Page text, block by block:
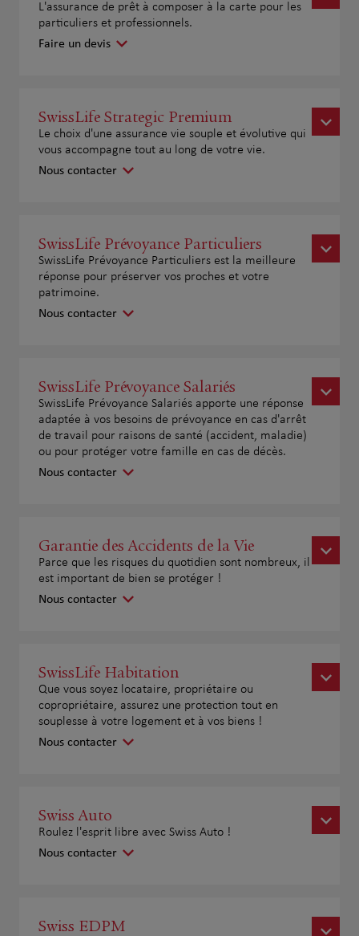
L'assurance de prêt à composer à la carte pour les
particuliers et professionnels.
Faire un devis
SwissLife Strategic Premium
Le choix d'une assurance vie souple et évolutive qui
vous accompagne tout au long de votre vie.
Nous contacter
SwissLife Prévoyance Particuliers
SwissLife Prévoyance Particuliers est la meilleure
réponse pour préserver vos proches et votre
patrimoine.
Nous contacter
SwissLife Prévoyance Salariés
SwissLife Prévoyance Salariés apporte une réponse
adaptée à vos besoins de prévoyance en cas d'arrêt
de travail pour raisons de santé (accident, maladie)
ou pour protéger votre famille en cas de décès.
Nous contacter
Garantie des Accidents de la Vie
Parce que les risques du quotidien sont nombreux, il
est important de bien se protéger !
Nous contacter
SwissLife Habitation
Que vous soyez locataire, propriétaire ou
copropriétaire, assurez une protection tout en
souplesse à votre logement et à vos biens !
Nous contacter
Swiss Auto
Roulez l'esprit libre avec Swiss Auto !
Nous contacter
Swiss EDPM